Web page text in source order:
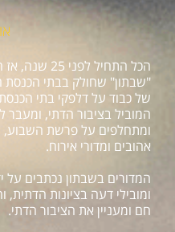
הכל התחיל
"שבתון" שחולק בבתי הכנסת
של כבוד על דלפקי בתי
המוביל בציבור הדתי, ומעבר
ומתחלפים על פרשת השבוע,
אהובים ומדורי אירוח.
המדורים בשבתון נכתבים על
ומובילי דעה בציונות הדתית,
חם ומעניין את הציבור הדתי.